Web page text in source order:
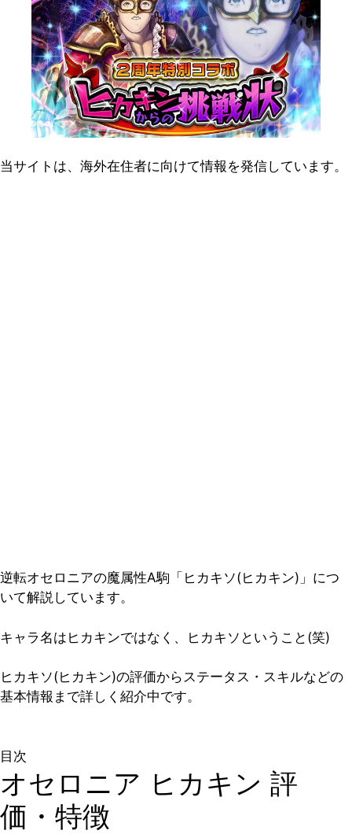
当サイトは、海外在住者に向けて情報を発信しています。
逆転オセロニアの魔属性A駒「ヒカキソ(ヒカキン)」につ
いて解説しています。
キャラ名はヒカキンではなく、ヒカキソということ(笑)
ヒカキソ(ヒカキン)の評価からステータス・スキルなどの
基本情報まで詳しく紹介中です。
目次
オセロニア ヒカキン 評
価・特徴